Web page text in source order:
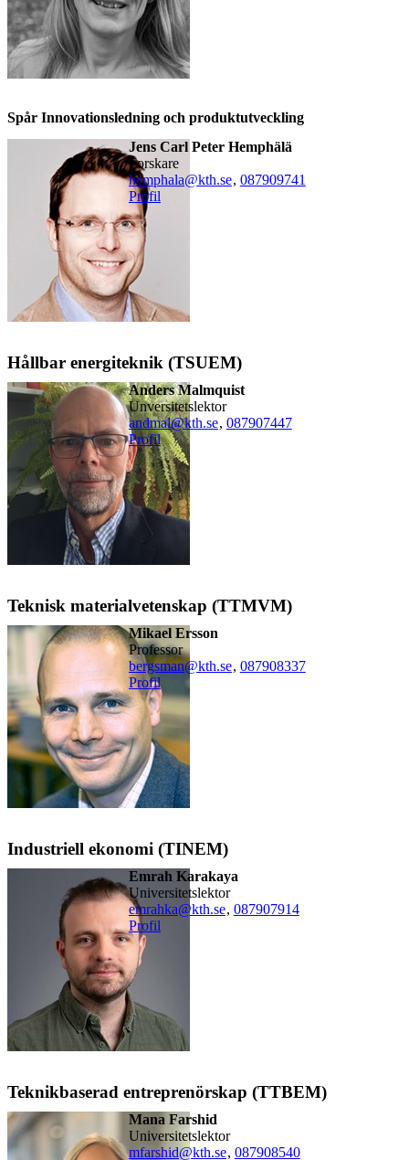
Spår Innovationsledning och produktutveckling
Jens Carl Peter Hemphälä
forskare
hemphala@kth.se, 087909741
Profil
Hållbar energiteknik (TSUEM)
Anders Malmquist
unversitetslektor
andmal@kth.se, 087907447
Profil
Teknisk materialvetenskap (TTMVM)
Mikael Ersson
professor
bergsman@kth.se, 087908337
Profil
Industriell ekonomi (TINEM)
Emrah Karakaya
universitetslektor
emrahka@kth.se, 087907914
Profil
Teknikbaserad entreprenörskap (TTBEM)
Mana Farshid
universitetslektor
mfarshid@kth.se, 087908540